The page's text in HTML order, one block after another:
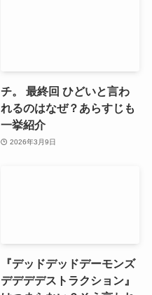
チ。 最終回 ひどいと言わ
れるのはなぜ？あらすじも
一挙紹介
2026年3月9日
『デッドデッドデーモンズ
デデデデストラクション』